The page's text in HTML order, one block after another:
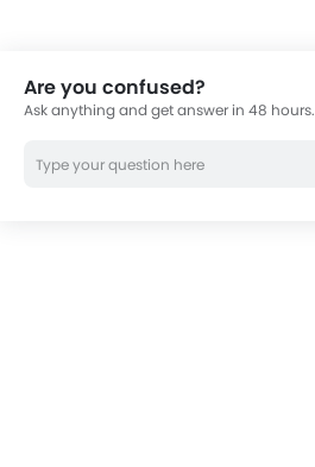
Are you confused?
Ask anything and get answer in 48 hours.